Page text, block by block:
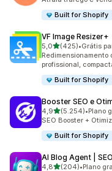
Built for Shopify
VF Image Resizer+
5,0de 5 estrelas
(425)
425 avaliações ao
•Grátis
Redimensionamento
profissional,
Built for Shopify
Booster SEO e
4,9de 5 estrelas
(5.254)
5254 avaliações ao
•Plano
SEO Booster +
Built for Shopify
AI Blog Agent |
4,8de 5 estrelas
(204)•Plano